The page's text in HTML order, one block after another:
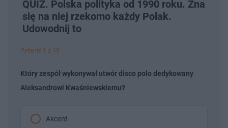
QUIZ. Polska polityka od 1990 roku. Zna
się na niej rzekomo każdy Polak.
Udowodnij to
Pytanie 1 z 15
Który zespół wykonywał utwór disco polo dedykowany
Aleksandrowi Kwaśniewskiemu?
Akcent